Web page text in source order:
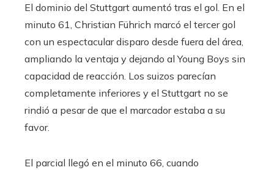
El dominio del Stuttgart aumentó tras el gol. En el
minuto 61, Christian Führich marcó el tercer gol
con un espectacular disparo desde fuera del área,
ampliando la ventaja y dejando al Young Boys sin
capacidad de reacción. Los suizos parecían
completamente inferiores y el Stuttgart no se
rindió a pesar de que el marcador estaba a su
favor.
El parcial llegó en el minuto 66, cuando